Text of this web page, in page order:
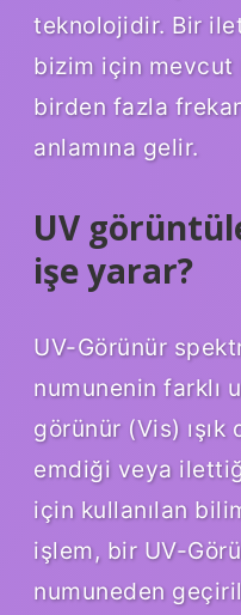
teknolojidir. Bir
bizim için
birden fazla
anlamına gelir.
UV
işe yarar?
UV-Görünür
numunenin farklı
görünür (Vis) ışık
emdiği veya
için kullanılan
işlem, bir UV-
numuneden